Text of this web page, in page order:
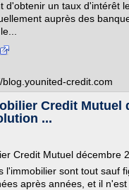
d'obtenir un taux d'intérêt
auprès des
blog.younited-credit.com
Credit Mutuel
...
Credit Mutuel décembre
l'immobilier sont tout sauf
après années, et il